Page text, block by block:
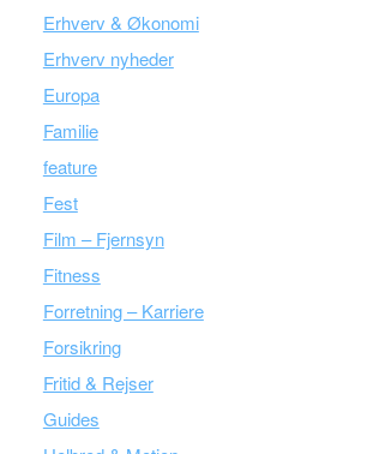
Erhverv & Økonomi
Erhverv nyheder
Europa
Familie
feature
Fest
Film – Fjernsyn
Fitness
Forretning – Karriere
Forsikring
Fritid & Rejser
Guides